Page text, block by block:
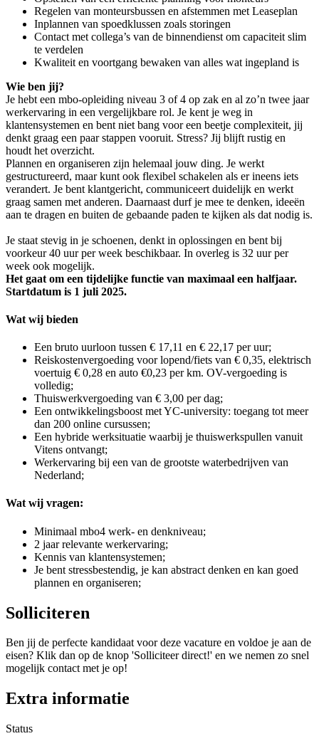
Regelen van monteursbussen en afstemmen met Leaseplan
Inplannen van spoedklussen zoals storingen
Contact met collega’s van de binnendienst om capaciteit slim
te verdelen
Kwaliteit en voortgang bewaken van alles wat ingepland is
Wie ben jij?
Je hebt een mbo-opleiding niveau 3 of 4 op zak en al zo’n twee jaar
werkervaring in een vergelijkbare rol. Je kent je weg in
klantensystemen en bent niet bang voor een beetje complexiteit, jij
denkt graag een paar stappen vooruit. Stress? Jij blijft rustig en
houdt het overzicht.
Plannen en organiseren zijn helemaal jouw ding. Je werkt
gestructureerd, maar kunt ook flexibel schakelen als er ineens iets
verandert. Je bent klantgericht, communiceert duidelijk en werkt
graag samen met anderen. Daarnaast durf je mee te denken, ideeën
aan te dragen en buiten de gebaande paden te kijken als dat nodig is.
Je staat stevig in je schoenen, denkt in oplossingen en bent bij
voorkeur 40 uur per week beschikbaar. In overleg is 32 uur per
week ook mogelijk.
Het gaat om een tijdelijke functie van maximaal een halfjaar.
Startdatum is 1 juli 2025.
Wat wij bieden
Een bruto uurloon tussen € 17,11 en € 22,17 per uur;
Reiskostenvergoeding voor lopend/fiets van € 0,35, elektrisch
voertuig € 0,28 en auto €0,23 per km. OV-vergoeding is
volledig;
Thuiswerkvergoeding van € 3,00 per dag;
Een ontwikkelingsboost met YC-university: toegang tot meer
dan 200 online cursussen;
Een hybride werksituatie waarbij je thuiswerkspullen vanuit
Vitens ontvangt;
Werkervaring bij een van de grootste waterbedrijven van
Nederland;
Wat wij vragen:
Minimaal mbo4 werk- en denkniveau;
2 jaar relevante werkervaring;
Kennis van klantensystemen;
Je bent stressbestendig, je kan abstract denken en kan goed
plannen en organiseren;
Solliciteren
Ben jij de perfecte kandidaat voor deze vacature en voldoe je aan de
eisen? Klik dan op de knop 'Solliciteer direct!' en we nemen zo snel
mogelijk contact met je op!
Extra informatie
Status